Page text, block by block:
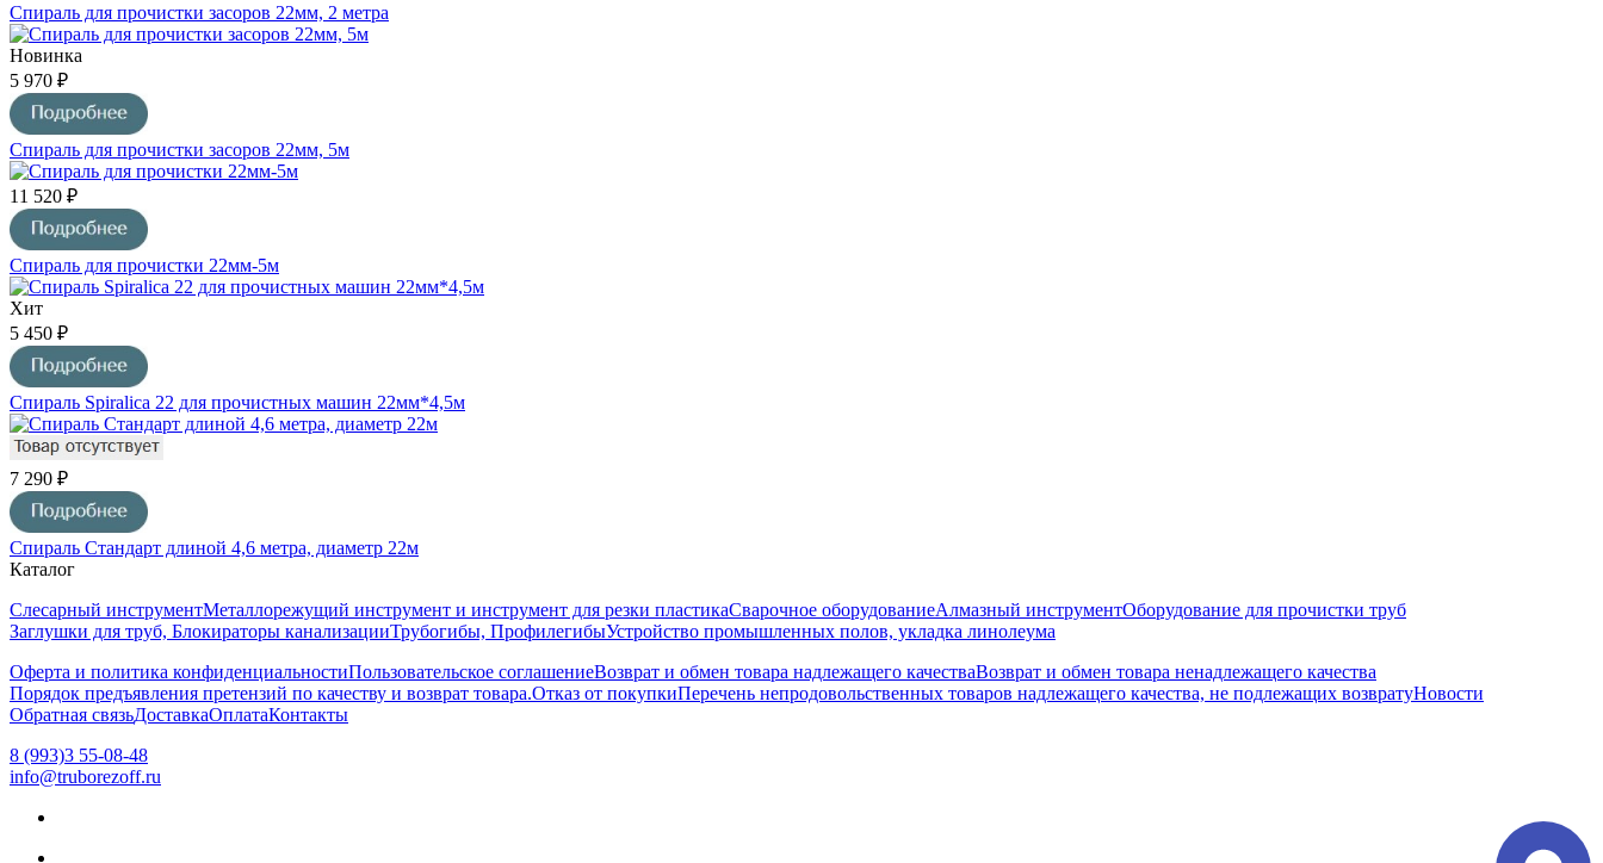
Спираль для прочистки засоров 22мм, 2 метра
Новинка
5 970 ₽
Спираль для прочистки засоров 22мм, 5м
11 520 ₽
Спираль для прочистки 22мм-5м
Хит
5 450 ₽
Cпираль Spiralica 22 для прочистных машин 22мм*4,5м
7 290 ₽
Спираль Стандарт длиной 4,6 метра, диаметр 22м
Каталог
Слесарный инструментМеталлорежущий инструмент и инструмент для резки пластикаСварочное оборудованиеАлмазный инструментОборудование для прочистки труб
Заглушки для труб, Блокираторы канализацииТрубогибы, ПрофилегибыУстройство промышленных полов, укладка линолеума
Оферта и политика конфиденциальностиПользовательское соглашениеВозврат и обмен товара надлежащего качестваВозврат и обмен товара ненадлежащего качества
Порядок предъявления претензий по качеству и возврат товара.Отказ от покупкиПеречень непродовольственных товаров надлежащего качества, не подлежащих возвратуНовости
Обратная связьДоставкаОплатаКонтакты
8 (993)3 55-08-48
info@truborezoff.ru